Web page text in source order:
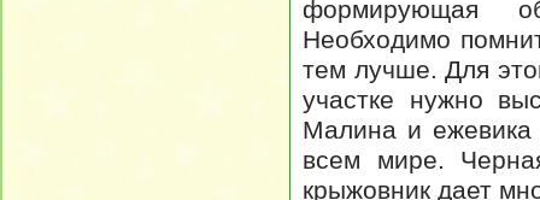
формирующая
Необходимо
тем лучше. Для
участке нужно
Малина и
всем мире.
крыжовник дает